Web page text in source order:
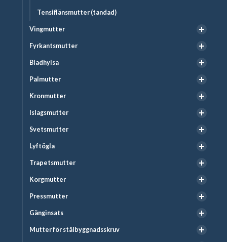
Tensiflänsmutter (tandad)
Vingmutter
Fyrkantsmutter
Bladhylsa
Palmutter
Kronmutter
Islagsmutter
Svetsmutter
Lyftögla
Trapetsmutter
Korgmutter
Pressmutter
Gänginsats
Mutter för stålbyggnadsskruv